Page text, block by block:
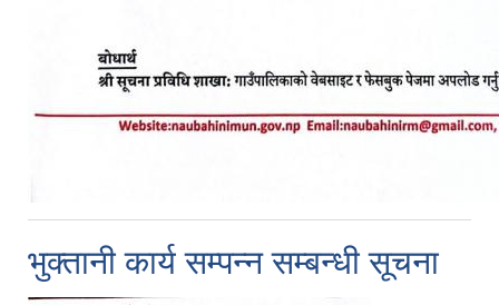
भुक्तानी कार्य सम्पन्न सम्बन्धी सूचना